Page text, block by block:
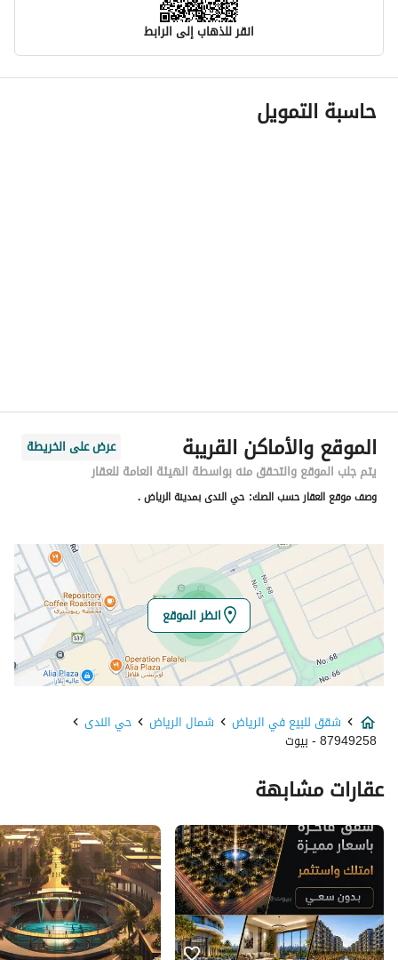
انقر للذهاب إلى الرابط
معلومات مسؤول الإعلان
اسم المسؤول
رقم المبنى
2337
الرقم الاضافي
7839
خط العرض
24.810608122580966
خط الطول
46.67334738363656
تفاصيل العقار
نوع الإعلان
للبيع
استخدام العقار
-
السعر
المساحة
103104.38
عدد الغرف
1
خدمات العقار
حاسبة التمويل
الموقع والأماكن القريبة
عرض على الخريطة
يتم جلب الموقع والتحقق منه بواسطة الهيئة العامة للعقار
وصف موقع العقار حسب الصك: حي الندى بمدينة الرياض .
انظر الموقع
شقق للبيع في الرياض شمال الرياض حي الندى
87949258 - بيوت
عقارات مشابهة